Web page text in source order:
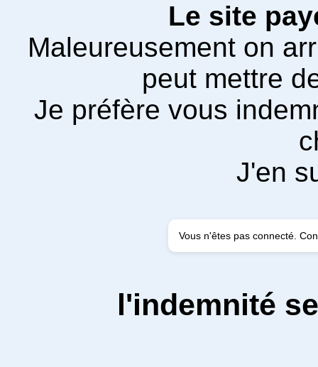
Le site
Maleureusement on
peut mettre
Je préfère vous
J'en
Vous n'êtes pas connecté.
l'indemnité